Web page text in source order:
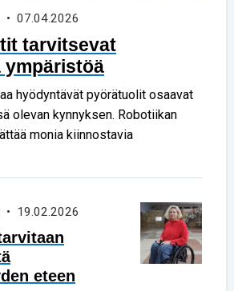
• 07.04.2026
tarvitsevat
ympäristöä
hyödyntävät pyörätuolit osaavat
olevan kynnyksen. Robotiikan
monia kiinnostavia
• 19.02.2026
eteen